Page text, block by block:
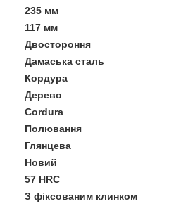
235 мм
117 мм
Двостороння
Дамаська сталь
Кордура
Дерево
Cordura
Полювання
Глянцева
Новий
57 HRC
З фіксованим клинком